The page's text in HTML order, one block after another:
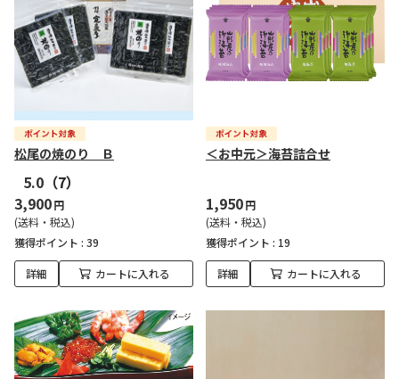
松尾の焼のり Ｂ
5.0 （7）
3,900円
(送料・税込)
獲得ポイント : 39
詳細 カートに入れる
＜お中元＞海苔詰合せ
1,950円
(送料・税込)
獲得ポイント : 19
詳細 カートに入れる